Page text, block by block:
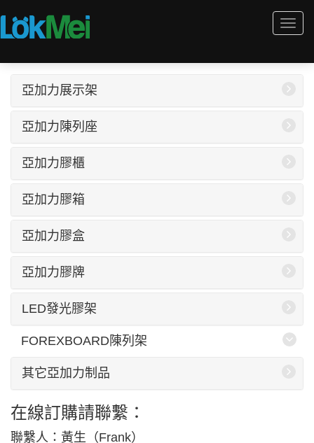
亞加力展示架
亞加力陳列座
亞加力膠櫃
亞加力膠箱
亞加力膠盒
亞加力膠牌
LED發光膠架
FOREXBOARD陳列架
其它亞加力制品
在線訂購請聯繫：
聯繫人：黃生（Frank）